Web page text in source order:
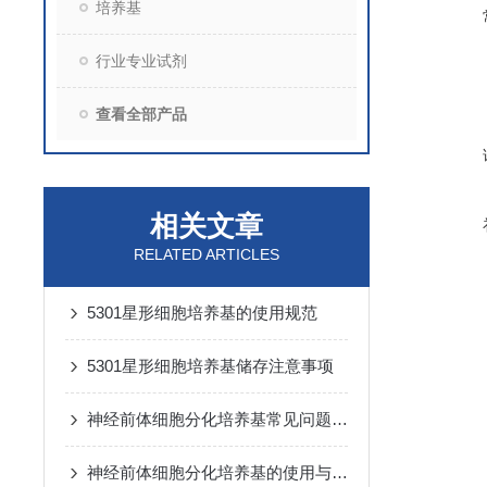
培养基
行业专业试剂
查看全部产品
相关文章
RELATED ARTICLES
5301星形细胞培养基的使用规范
5301星形细胞培养基储存注意事项
神经前体细胞分化培养基常见问题与解决方法
神经前体细胞分化培养基的使用与保存要求